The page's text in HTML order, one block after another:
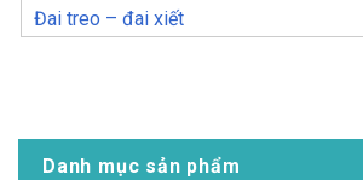
Đai treo – đai xiết
Danh mục sản phẩm